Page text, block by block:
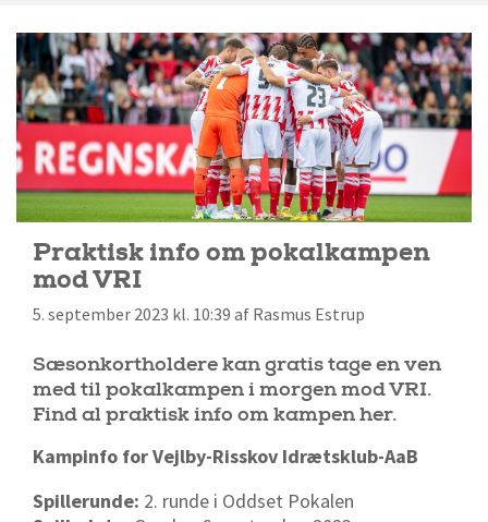
Praktisk info om pokalkampen
mod VRI
5. september 2023 kl. 10:39 af Rasmus Estrup
Sæsonkortholdere kan gratis tage en ven
med til pokalkampen i morgen mod VRI.
Find al praktisk info om kampen her.
Kampinfo for Vejlby-Risskov Idrætsklub-AaB
Spillerunde: 2. runde i Oddset Pokalen